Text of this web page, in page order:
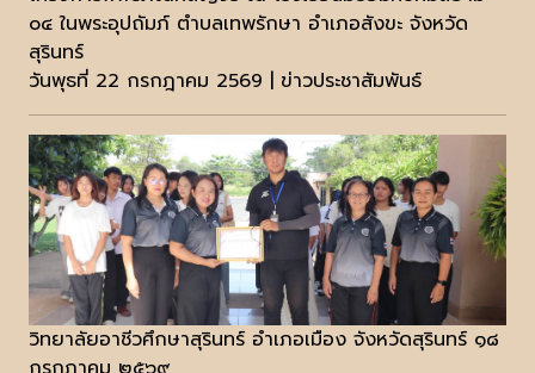
๐๔ ในพระอุปถัมภ์ ตำบลเทพรักษา อำเภอสังขะ จังหวัด
สุรินทร์
วันพุธที่ 22 กรกฎาคม 2569 | ข่าวประชาสัมพันธ์
วิทยาลัยอาชีวศึกษาสุรินทร์ อำเภอเมือง จังหวัดสุรินทร์ ๑๘